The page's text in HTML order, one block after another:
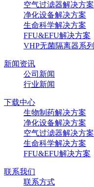
空气过滤器解决方案
净化设备解决方案
生命科学解决方案
FFU&EFU解决方案
VHP无菌隔离器系列
新闻资讯
公司新闻
行业新闻
下载中心
生物制药解决方案
净化设备解决方案
空气过滤器解决方案
生命科学解决方案
FFU&EFU解决方案
联系我们
联系方式